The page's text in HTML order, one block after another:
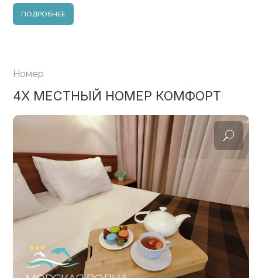
ПОДРОБНЕЕ
Номер
4Х МЕСТНЫЙ НОМЕР КОМФОРТ